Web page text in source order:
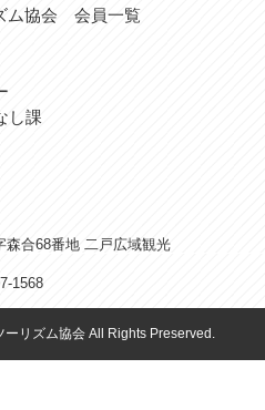
ム協会 会員一覧
し課
森合68番地 二戸広域観光
1568
リズム協会 All Rights Preserved.